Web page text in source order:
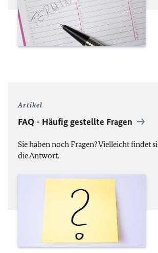
Artikel
FAQ - Häufig gestellte Fragen
Sie haben noch Fragen? Vielleicht findet
die Antwort.